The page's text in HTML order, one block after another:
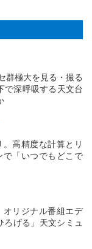
群極大を見る・撮る
で深呼吸する天文台
高精度な計算とリ
で「いつでもどこで
リジナル番組エデ
ろげる」天文シミュ